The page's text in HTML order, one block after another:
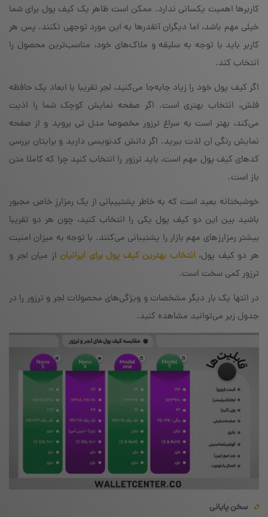
کاربرها اهمیت یکسانی ندارد. ممکن است ظاهر یک کیف پول برای شما
خیلی مهم باشد، اما دیگران آنقدرها به این مورد توجهی نکنند. پس هر
کاربر باید با توجه به سلیقه و ملاک‌های خود، مناسب‌ترین محصول را
انتخاب کند.
اگر کیف پول خود را زیاد جابه‌جا می‌کنید، لجر تقریبا با ابعاد یک حافظه
فلش، انتخاب بهتری است. اگر صفحه نمایش کوچک شما را اذیت
می‌کند، بهتر است به سراغ ترزور مخصوصا مدل تی بروید و از صفحه
نمایش رنگی آن لذت ببرید. اگر دانش کدنویسی دارید و برایتان بررسی
کدهای کیف پول مهم است، باید ترزور را انتخاب کنید چرا که کاملا متن
باز است.
خوشبختانه بعید است که به خاطر پشتییبانی از یک رمزارزِ‌ خاص مجبور
باشید بین این دو کیف پول یکی را انتخاب کنید،‌ چون هر دو تقریبا
بیشتر رمزارزهای مهم بازار را پشتیبانی می‌کنند. با توجه به میزان امنیت
هر دو کیف پول،انتخاب بهترین کیف پول برای ایرانیان از میان لجر و
ترزور کمی سخت است.
در انتها یک بار دیگر مشخصات و ویژگی‌های محصولات لجر و ترزور را در
جدول زیر می‌توانید مشاهده کنید.
سخنپایانی